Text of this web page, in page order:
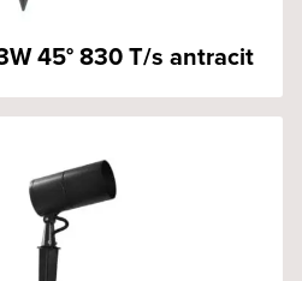
45° 830 T/s antracit